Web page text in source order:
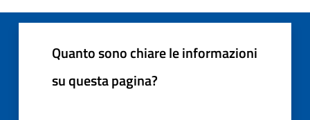
Quanto sono chiare le informazioni
su questa pagina?